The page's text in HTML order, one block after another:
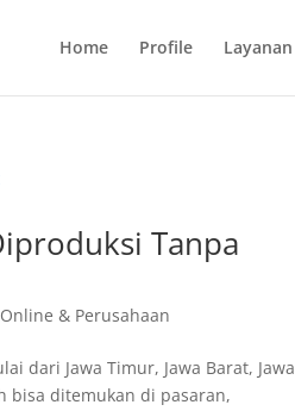
Home Profile Layanan
Tanpa
& Perusahaan
dari Jawa Timur, Jawa Barat, Jawa
bisa ditemukan di pasaran,